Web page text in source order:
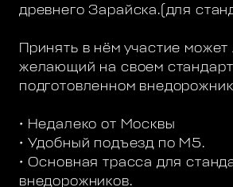
древнего Зарайска.(для
Принять в нём участие
желающий на своем
подготовленном
• Недалеко от Москвы
• Удобный подъезд по М5.
• Основная трасса для
внедорожников.